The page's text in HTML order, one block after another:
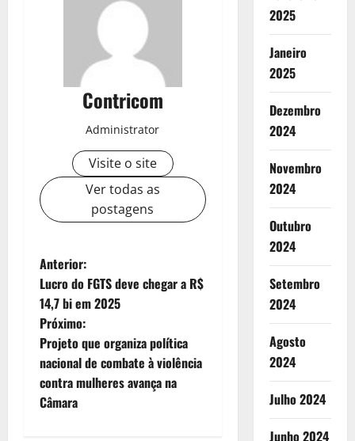
Contricom
Administrator
Visite o site
Ver todas as
postagens
N
a
v
e
g
Anterior:
Lucro do FGTS deve chegar a R$
14,7 bi em 2025
Próximo:
Projeto que organiza política
nacional de combate à violência
contra mulheres avança na
Câmara
2025
Janeiro
2025
Dezembro
2024
Novembro
2024
Outubro
2024
Setembro
2024
Agosto
2024
Julho 2024
Junho 2024